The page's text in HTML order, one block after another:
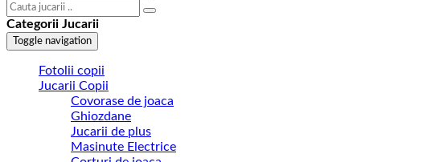
Categorii Jucarii
Toggle navigation
Fotolii copii
Jucarii Copii
Covorase de joaca
Ghiozdane
Jucarii de plus
Masinute Electrice